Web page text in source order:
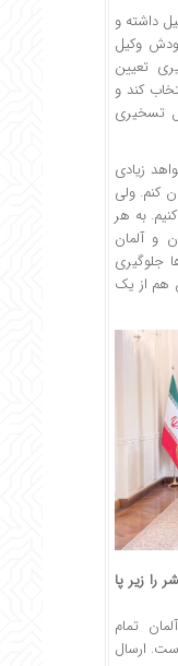
داشته و
وکیل
تعیین
کند و
تسخیری
زیادی
کنم. ولی
به هر
و آلمان
جلوگیری
هم از یک
را زیر پا
تمام
ارسال